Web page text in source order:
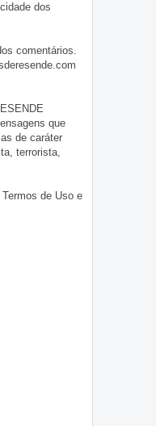
dos
comentários.
que
de caráter
terrorista,
de Uso e